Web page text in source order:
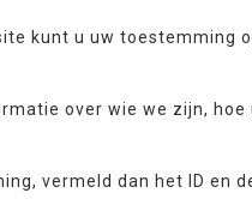
kunt u uw toestemming
over wie we zijn,
vermeld dan het ID en